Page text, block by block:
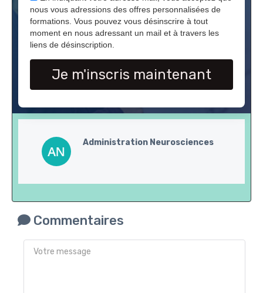
nous vous adressions des offres personnalisées de
formations. Vous pouvez vous désinscrire à tout
moment en nous adressant un mail et à travers les
liens de désinscription.
Je m'inscris maintenant
Administration Neurosciences
Commentaires